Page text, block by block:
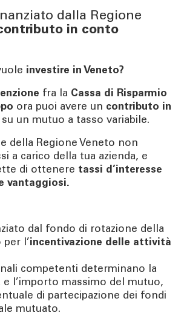
dalla Regione
in conto
investire in Veneto?
fra la Cassa di Risparmio
ora puoi avere un contributo in
su un mutuo a tasso variabile.
della Regione Veneto non
a carico della tua azienda, e
di ottenere tassi d’interesse
vantaggiosi.
dal fondo di rotazione della
l’incentivazione delle attività
competenti determinano la
e l’importo massimo del mutuo,
di partecipazione dei fondi
mutuato.